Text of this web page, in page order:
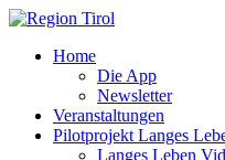
Home
Die App
Newsletter
Veranstaltungen
Pilotprojekt Langes
Langes Leben